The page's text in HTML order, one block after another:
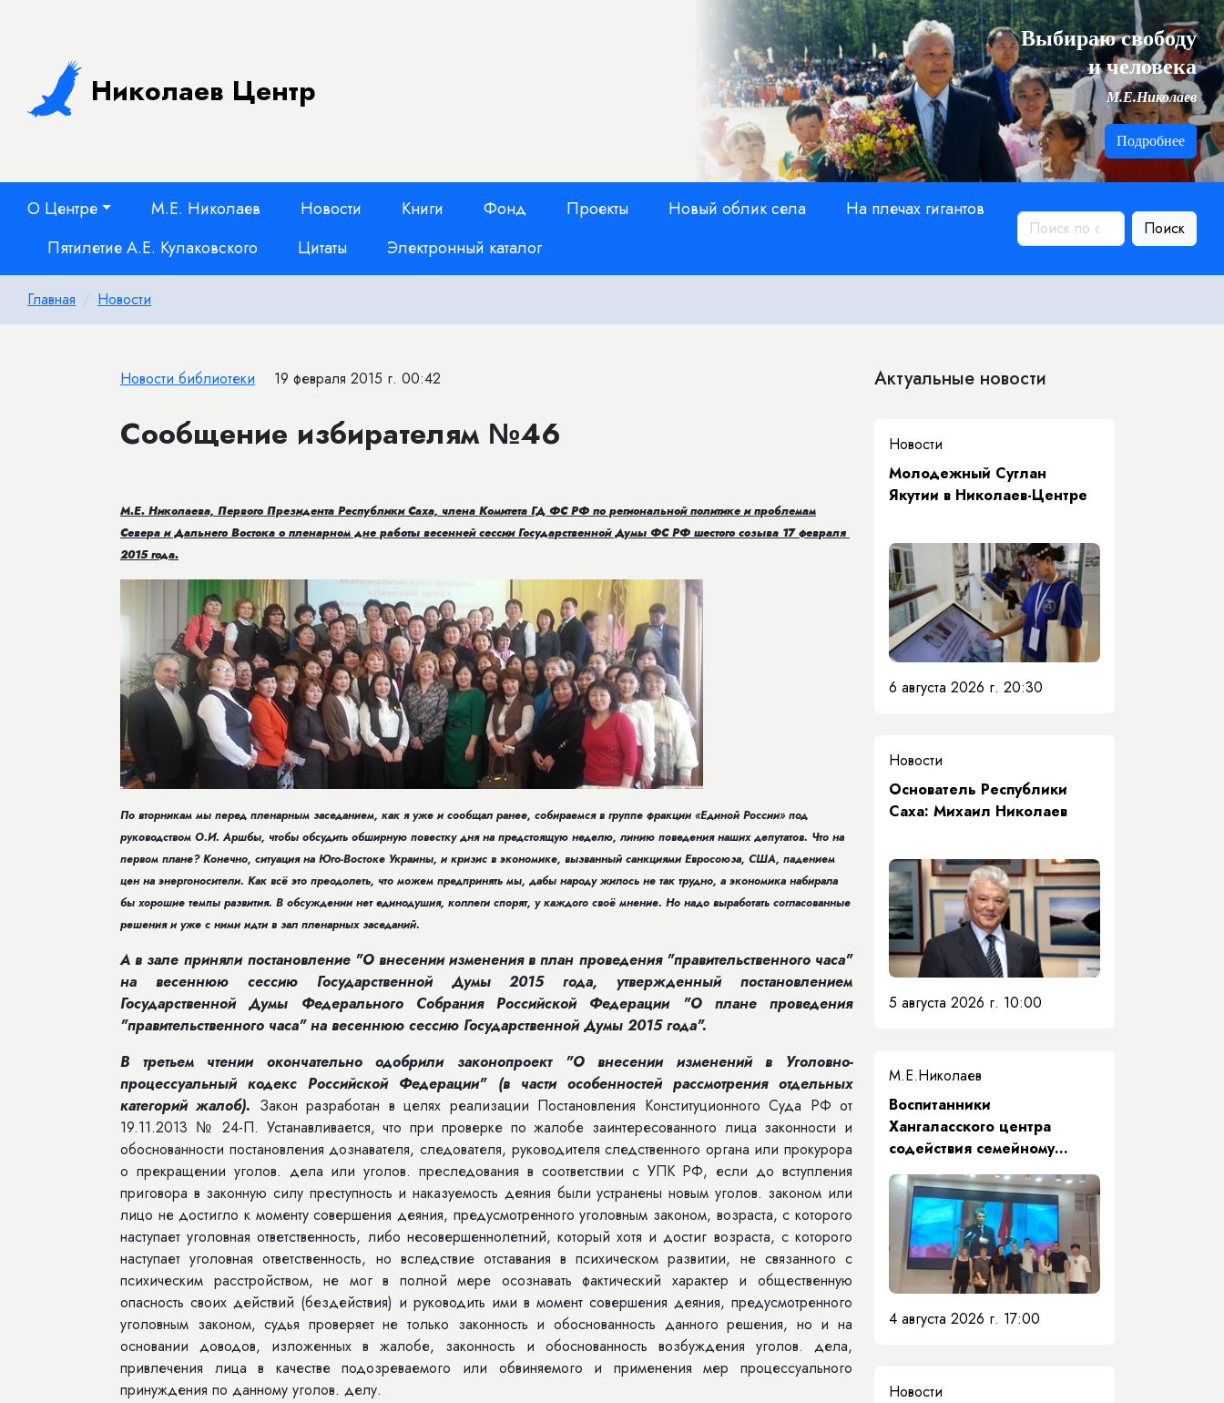
Николаев Центр
Выбираю свободу
и человека
М.Е.Николаев
Подробнее
О Центре М.Е. Николаев Новости Книги Фонд Проекты Новый облик села
На плечах гигантов
Пятилетие А.Е. Кулаковского
Цитаты Электронный каталог
Поиск
Главная Новости
Новости библиотеки 19 февраля 2015 г. 00:42
Сообщение избирателям №46
М.Е. Николаева, Первого Президента Республики Саха, члена Комитета ГД ФС РФ по региональной политике и проблемам
Севера и Дальнего Востока о пленарном дне работы весенней сессии Государственной Думы ФС РФ шестого созыва 17 февраля
2015 года.
По вторникам мы перед пленарным заседанием, как я уже и сообщал ранее, собираемся в группе фракции «Единой России» под
руководством О.И. Аршбы, чтобы обсудить обширную повестку дня на предстоящую неделю, линию поведения наших депутатов. Что на
первом плане? Конечно, ситуация на Юго-Востоке Украины, и кризис в экономике, вызванный санкциями Евросоюза, США, падением
цен на энергоносители. Как всё это преодолеть, что можем предпринять мы, дабы народу жилось не так трудно, а экономика набирала
бы хорошие темпы развития. В обсуждении нет единодушия, коллеги спорят, у каждого своё мнение. Но надо выработать согласованные
решения и уже с ними идти в зал пленарных заседаний.
А в зале приняли постановление "О внесении изменения в план проведения "правительственного часа"
на весеннюю сессию Государственной Думы 2015 года, утвержденный постановлением
Государственной Думы Федерального Собрания Российской Федерации "О плане проведения
"правительственного часа" на весеннюю сессию Государственной Думы 2015 года".
В третьем чтении окончательно одобрили законопроект "О
внесении изменений в Уголовно-
процессуальный кодекс Российской Федерации" (в части особенностей рассмотрения отдельных
категорий жалоб). Закон разработан в целях реализации Постановления Конституционного Суда РФ от
19.11.2013 № 24-П. Устанавливается, что при проверке по жалобе заинтересованного лица законности и
обоснованности постановления дознавателя, следователя, руководителя следственного органа или прокурора
о прекращении уголов. дела или уголов. преследования в соответствии с УПК РФ, если до вступления
приговора в законную силу преступность и наказуемость деяния были устранены новым уголов. законом или
лицо не достигло к моменту совершения деяния, предусмотренного уголовным законом, возраста, с которого
наступает уголовная ответственность, либо несовершеннолетний, который хотя и достиг возраста, с которого
наступает уголовная ответственность, но вследствие отставания в психическом развитии, не связанного с
психическим расстройством, не мог в полной мере осознавать фактический характер и общественную
опасность своих действий (бездействия) и руководить ими в момент совершения деяния, предусмотренного
уголовным законом, судья проверяет не только законность и обоснованность данного решения, но и на
основании доводов, изложенных в жалобе, законность и обоснованность возбуждения уголов. дела,
привлечения лица в качестве подозреваемого или обвиняемого и применения мер процессуального
принуждения по данному уголов. делу.
Актуальные новости
Новости
Молодежный Суглан
Якутии в Николаев-Центре
6 августа 2026 г. 20:30
Новости
Основатель Республики
Саха: Михаил Николаев
5 августа 2026 г. 10:00
М.Е.Николаев
​Воспитанники
Хангаласского центра
содействия семейному
воспитанию почтили память
Первого Президента Якутии
4 августа 2026 г. 17:00
Новости